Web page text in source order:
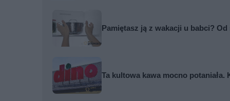
Pamiętasz ją z wakacji u babci?
Ta kultowa kawa mocno